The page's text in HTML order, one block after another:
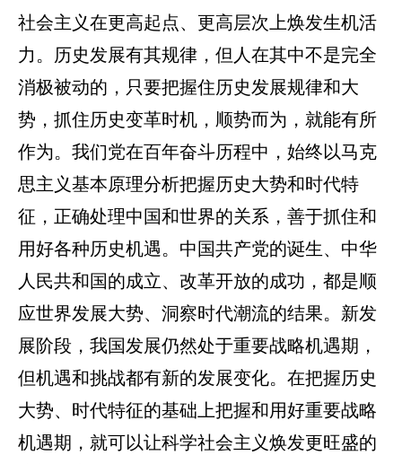
社会主义在更高起点、更高层次上焕发生机活
力。历史发展有其规律，但人在其中不是完全
消极被动的，只要把握住历史发展规律和大
势，抓住历史变革时机，顺势而为，就能有所
作为。我们党在百年奋斗历程中，始终以马克
思主义基本原理分析把握历史大势和时代特
征，正确处理中国和世界的关系，善于抓住和
用好各种历史机遇。中国共产党的诞生、中华
人民共和国的成立、改革开放的成功，都是顺
应世界发展大势、洞察时代潮流的结果。新发
展阶段，我国发展仍然处于重要战略机遇期，
但机遇和挑战都有新的发展变化。在把握历史
大势、时代特征的基础上把握和用好重要战略
机遇期，就可以让科学社会主义焕发更旺盛的